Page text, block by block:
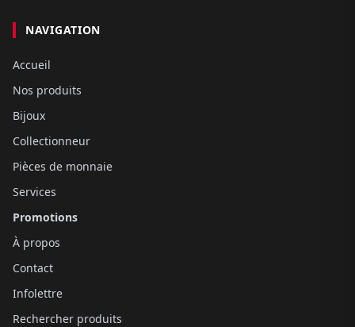
NAVIGATION
Accueil
Nos produits
Bijoux
Collectionneur
Pièces de monnaie
Services
Promotions
À propos
Contact
Infolettre
Rechercher produits